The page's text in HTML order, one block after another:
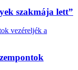
szakmája lett”